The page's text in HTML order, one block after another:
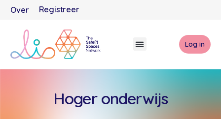
Over Registreer
Log in
Hoger onderwijs